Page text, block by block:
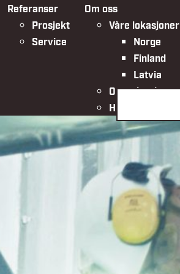
Referanser
Prosjekt
Service
Om oss
Våre lokasjoner
Norge
Finland
Latvia
Organisasjonen
HMSK